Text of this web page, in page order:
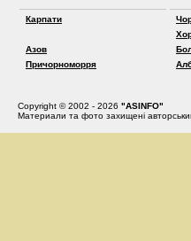
Карпати
Азов
Причорноморря
Copyright © 2002 - 2026 "ASINFO"
Материали та фото захищені